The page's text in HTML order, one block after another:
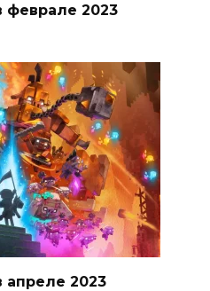
феврале 2023
апреле 2023